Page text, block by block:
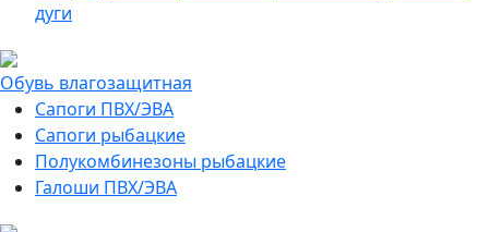
дуги
Обувь влагозащитная
Сапоги ПВХ/ЭВА
Сапоги рыбацкие
Полукомбинезоны рыбацкие
Галоши ПВХ/ЭВА